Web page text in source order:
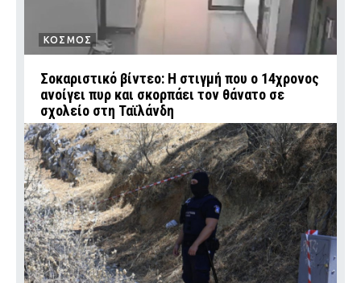
ΚΟΣΜΟΣ
Σοκαριστικό βίντεο: Η στιγμή που ο 14χρονος
ανοίγει πυρ και σκορπάει τον θάνατο σε
σχολείο στη Ταϊλάνδη